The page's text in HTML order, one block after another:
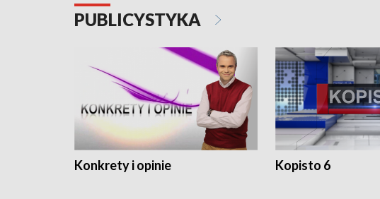
PUBLICYSTYKA
Konkrety i opinie Kopisto 6